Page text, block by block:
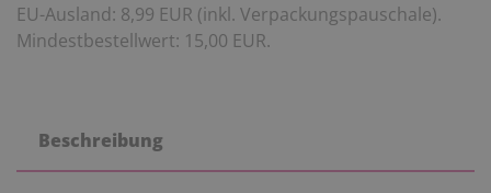
EU-Ausland: 8,99 EUR (inkl. Verpackungspauschale).
Mindestbestellwert: 15,00 EUR.
Beschreibung